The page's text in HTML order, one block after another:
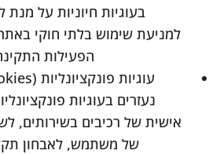
בעוגיות חיוניות על
למניעת שימוש בלתי חוקי
הפעילות
נעזרים בעוגיות
אישית של רכיבים בשירותים,
של משתמש, לאבחון